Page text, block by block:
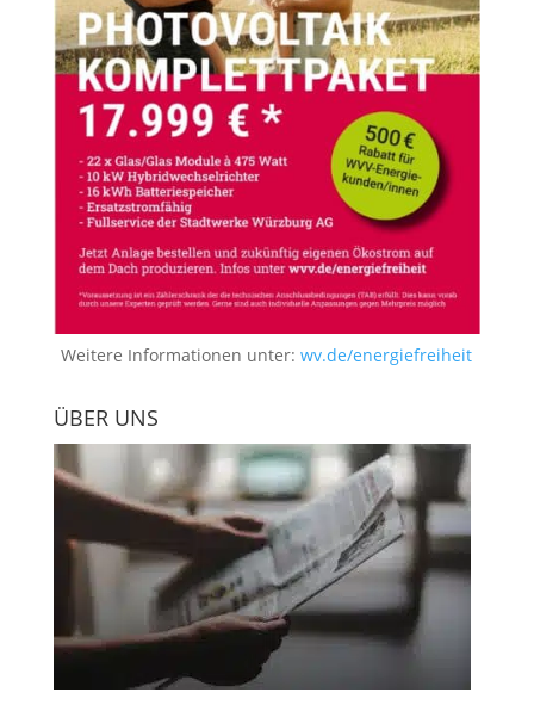
Weitere Informationen unter:wv.de/energiefreiheit
ÜBER UNS